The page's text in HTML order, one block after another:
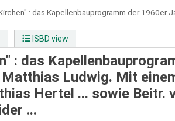
: das Kapellenbauprogramm der 1960er
ISBD view
: das
Matthias Ludwig. Mit
Hertel ... sowie Beitr.
...